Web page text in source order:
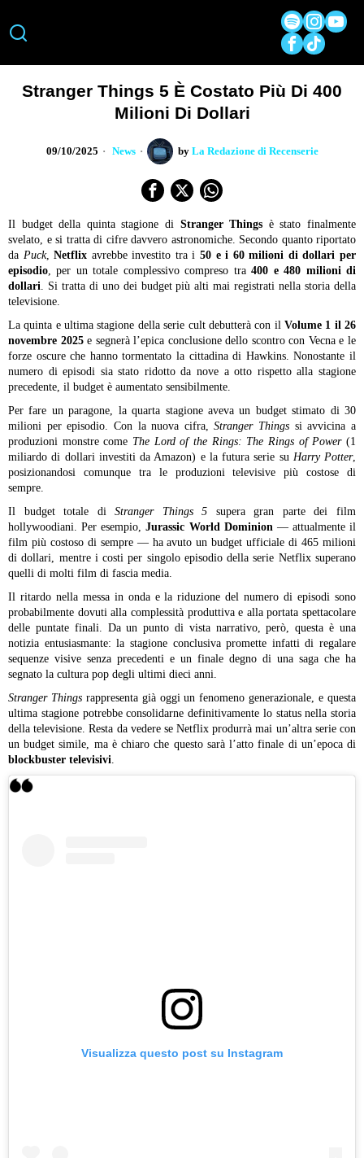
Stranger Things 5 È Costato Più Di 400
Milioni Di Dollari
09/10/2025 News by La Redazione di Recenserie
Il budget della quinta stagione di Stranger Things è stato finalmente
svelato, e si tratta di cifre davvero astronomiche. Secondo quanto riportato
da Puck,Netflix avrebbe investito tra i50 e i 60 milioni di dollari per
episodio, per un totale complessivo compreso tra400 e 480 milioni di
dollari. Si tratta di uno dei budget più alti mai registrati nella storia della
televisione.
La quinta e ultima stagione della serie cult debutterà con il Volume 1 il 26
novembre 2025e segnerà l’epica conclusione dello scontro con Vecna e le
forze oscure che hanno tormentato la cittadina di Hawkins. Nonostante il
numero di episodi sia stato ridotto da nove a otto rispetto alla stagione
precedente, il budget è aumentato sensibilmente.
Per fare un paragone, la quarta stagione aveva un budget stimato di 30
milioni per episodio. Con la nuova cifra,Stranger Things si avvicina a
produzioni monstre come The Lord of the Rings: The Rings of Power(1
miliardo di dollari investiti da Amazon) e la futura serie su Harry Potter,
posizionandosi comunque tra le produzioni televisive più costose di
sempre.
Il budget totale diStranger Things 5 supera gran parte dei film
hollywoodiani. Per esempio,Jurassic World Dominion— attualmente il
film più costoso di sempre — ha avuto un budget ufficiale di 465 milioni
di dollari, mentre i costi per singolo episodio della serie Netflix superano
quelli di molti film di fascia media.
Il ritardo nella messa in onda e la riduzione del numero di episodi sono
probabilmente dovuti alla complessità produttiva e alla portata spettacolare
delle puntate finali. Da un punto di vista narrativo, però, questa è una
notizia entusiasmante: la stagione conclusiva promette infatti di regalare
sequenze visive senza precedenti e un finale degno di una saga che ha
segnato la cultura pop degli ultimi dieci anni.
Stranger Thingsrappresenta già oggi un fenomeno generazionale, e questa
ultima stagione potrebbe consolidarne definitivamente lo status nella storia
della televisione. Resta da vedere se Netflix produrrà mai un’altra serie con
un budget simile, ma è chiaro che questo sarà l’atto finale di un’epoca di
blockbuster televisivi.
Visualizza questo post su Instagram